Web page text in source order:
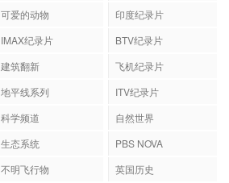
可爱的动物
印度纪录片
IMAX纪录片
BTV纪录片
建筑翻新
飞机纪录片
地平线系列
ITV纪录片
科学频道
自然世界
生态系统
PBS NOVA
不明飞行物
英国历史